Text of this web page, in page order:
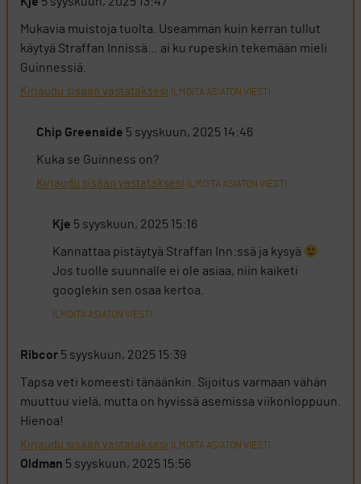
Mukavia muistoja tuolta. Useamman kuin kerran tullut
käytyä Straffan Innissä… ai ku rupeskin tekemään mieli
Guinnessiä.
Kirjaudu sisään vastataksesi ILMOITA ASIATON VIESTI
Chip Greenside 5 syyskuun, 2025 14:46
Kuka se Guinness on?
Kirjaudu sisään vastataksesi ILMOITA ASIATON VIESTI
Kje 5 syyskuun, 2025 15:16
Kannattaa pistäytyä Straffan Inn:ssä ja kysyä
Jos tuolle suunnalle ei ole asiaa, niin kaiketi
googlekin sen osaa kertoa.
ILMOITA ASIATON VIESTI
Ribcor 5 syyskuun, 2025 15:39
Tapsa veti komeesti tänäänkin. Sijoitus varmaan vähän
muuttuu vielä, mutta on hyvissä asemissa viikonloppuun.
Hienoa!
Kirjaudu sisään vastataksesi ILMOITA ASIATON VIESTI
Oldman 5 syyskuun, 2025 15:56